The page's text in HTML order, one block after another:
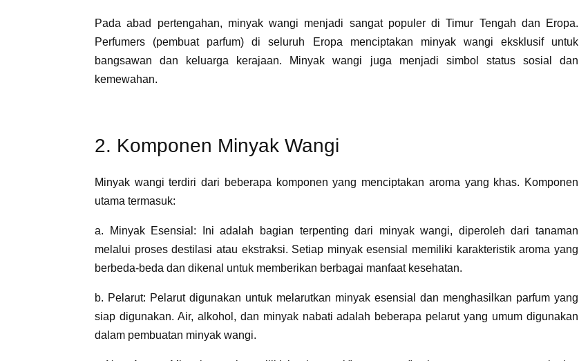
Pada abad pertengahan, minyak wangi menjadi sangat populer di Timur Tengah dan Eropa.
Perfumers (pembuat parfum) di seluruh Eropa menciptakan minyak wangi eksklusif untuk
bangsawan dan keluarga kerajaan. Minyak wangi juga menjadi simbol status sosial dan
kemewahan.
2. Komponen Minyak Wangi
Minyak wangi terdiri dari beberapa komponen yang menciptakan aroma yang khas. Komponen
utama termasuk:
a. Minyak Esensial: Ini adalah bagian terpenting dari minyak wangi, diperoleh dari tanaman
melalui proses destilasi atau ekstraksi. Setiap minyak esensial memiliki karakteristik aroma yang
berbeda-beda dan dikenal untuk memberikan berbagai manfaat kesehatan.
b. Pelarut: Pelarut digunakan untuk melarutkan minyak esensial dan menghasilkan parfum yang
siap digunakan. Air, alkohol, dan minyak nabati adalah beberapa pelarut yang umum digunakan
dalam pembuatan minyak wangi.